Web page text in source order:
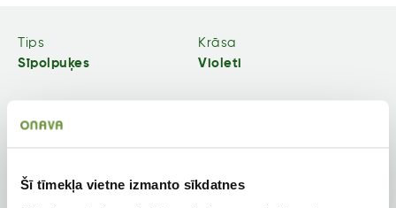
Šī tīmekļa vietne izmanto sīkdatnes
Tips
Sīpolpuķes
Krāsa
Violeti
Vienkāršs
Auga tips
Sīpolpuķe
Apgaismojums